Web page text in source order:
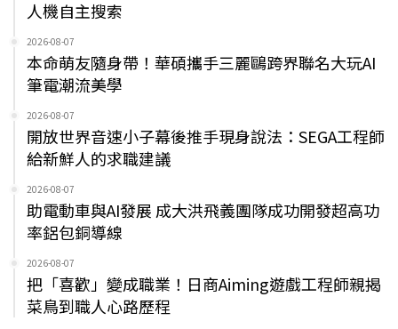
人機自主搜索
2026-08-07
本命萌友隨身帶！華碩攜手三麗鷗跨界聯名大玩AI
筆電潮流美學
2026-08-07
開放世界音速小子幕後推手現身說法：SEGA工程師
給新鮮人的求職建議
2026-08-07
助電動車與AI發展 成大洪飛義團隊成功開發超高功
率鋁包銅導線
2026-08-07
把「喜歡」變成職業！日商Aiming遊戲工程師親揭
菜鳥到職人心路歷程